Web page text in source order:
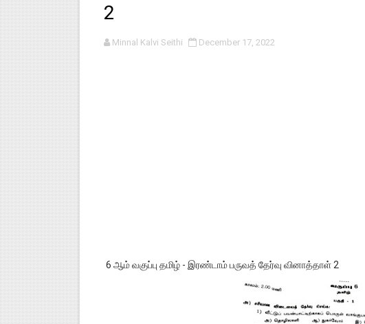
குழந்தைகள் பாதுகாப்பு அலகில் வேலை வாய்ப்பு
2
Minnal Kalvi Seithi December 17, 2022
6 ஆம் வகுப்பு தமிழ் - இரண்டாம் பருவத் தேர்வு வினாத்தாள் 2